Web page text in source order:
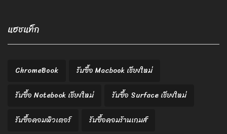
แฮชแท็ก
ChromeBook
รับซื้อ Macbook เชียงใหม่
รับซื้อ Notebook เชียงใหม่
รับซื้อ Surface เชียงใหม่
รับซื้อคอมพิวเตอร์
รับซื้อคอมร้านเกมส์